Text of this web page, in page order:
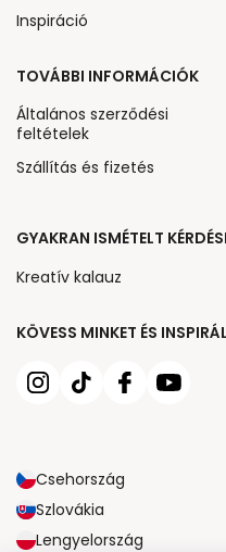
KÖVESS MINKET ÉS
Csehország
Szlovákia
Lengyelország
Inspiráció
TOVÁBBI INFORMÁCIÓK
Általános szerződési
feltételek
Szállítás és fizetés
GYAKRAN ISMÉTELT
Kreatív kalauz